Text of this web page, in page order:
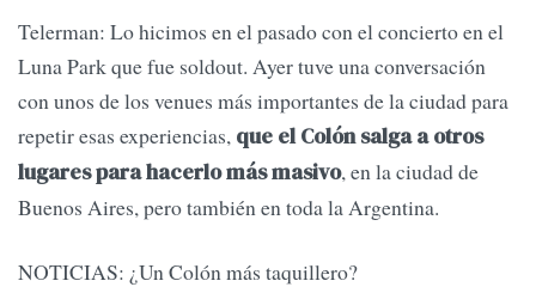
Telerman: Lo hicimos en el pasado con el concierto en el
Luna Park que fue soldout. Ayer tuve una conversación
con unos de los venues más importantes de la ciudad para
repetir esas experiencias, que el Colón salga a otros
lugares para hacerlo más masivo, en la ciudad de
Buenos Aires, pero también en toda la Argentina.
NOTICIAS: ¿Un Colón más taquillero?